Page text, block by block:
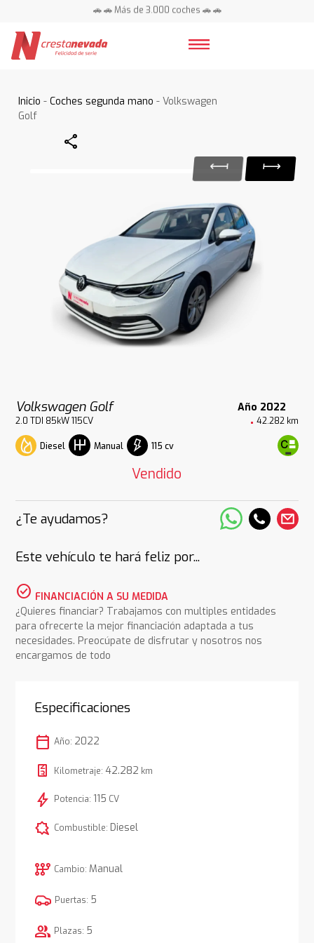
🚗 🚗 Más de 3.000 coches 🚗 🚗
Inicio -Coches segunda mano - Volkswagen
Golf
Share
Volkswagen Golf Año 2022
2.0 TDI 85kW 115CV 42.282 km
Diesel Manual 115 cv
Vendido
¿Te ayudamos?
Este vehículo te hará feliz por...
check_circle FINANCIACIÓN A SU MEDIDA
¿Quieres financiar? Trabajamos con multiples entidades
para ofrecerte la mejor financiación adaptada a tus
necesidades. Preocúpate de disfrutar y nosotros nos
encargamos de todo
Especificaciones
calendar_today Año: 2022
Kilometraje: 42.282 km
bolt Potencia: 115 CV
comic_bubble Combustible: Diesel
auto_transmission Cambio: Manual
Puertas: 5
group Plazas: 5